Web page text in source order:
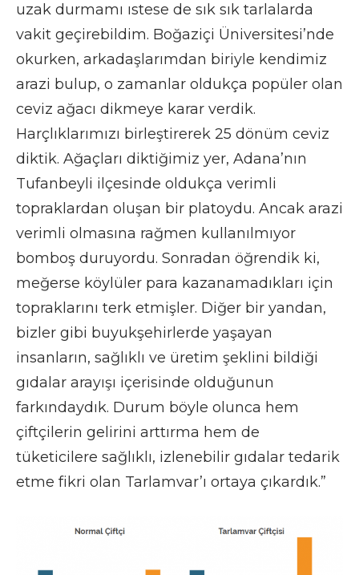
uzak durmamı ıstese de sık sık tarlalarda
vakit geçirebildim. Boğaziçi Üniversitesi’nde
okurken, arkadaşlarımdan biriyle kendimiz
arazi bulup, o zamanlar oldukça popüler olan
ceviz ağacı dikmeye karar verdik.
Harçlıklarımızı birleştirerek 25 dönüm ceviz
diktik. Ağaçları diktiğimiz yer, Adana’nın
Tufanbeyli ilçesinde oldukça verimli
topraklardan oluşan bir platoydu. Ancak arazi
verimli olmasına rağmen kullanılmıyor
bomboş duruyordu. Sonradan öğrendik ki,
meğerse köylüler para kazanamadıkları için
topraklarını terk etmişler. Diğer bir yandan,
bizler gibi buyukşehirlerde yaşayan
insanların, sağlıklı ve üretim şeklini bildiği
gıdalar arayışı içerisinde olduğunun
farkındaydık. Durum böyle olunca hem
çiftçilerin gelirini arttırma hem de
tüketicilere sağlıklı, izlenebilir gıdalar tedarik
etme fikri olan Tarlamvar’ı ortaya çıkardık.”